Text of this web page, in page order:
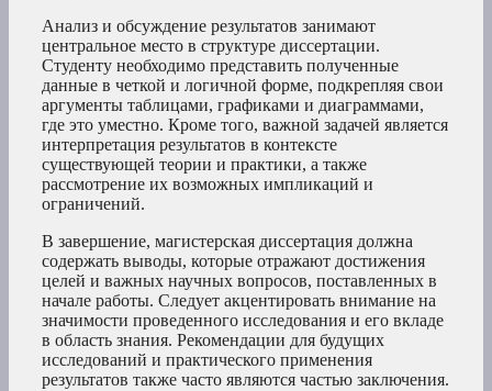
Анализ и обсуждение результатов занимают
центральное место в структуре диссертации.
Студенту необходимо представить полученные
данные в четкой и логичной форме, подкрепляя свои
аргументы таблицами, графиками и диаграммами,
где это уместно. Кроме того, важной задачей является
интерпретация результатов в контексте
существующей теории и практики, а также
рассмотрение их возможных импликаций и
ограничений.
В завершение, магистерская диссертация должна
содержать выводы, которые отражают достижения
целей и важных научных вопросов, поставленных в
начале работы. Следует акцентировать внимание на
значимости проведенного исследования и его вкладе
в область знания. Рекомендации для будущих
исследований и практического применения
результатов также часто являются частью заключения.